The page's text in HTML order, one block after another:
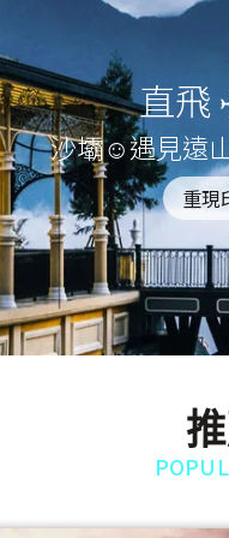
直飛
沙壩☺遇見遠
重現